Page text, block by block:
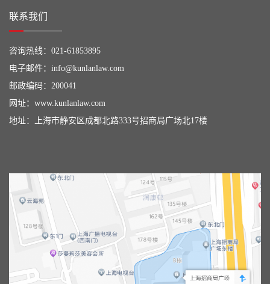
联系我们
咨询热线： 021-61853895
电子邮件： info@kunlanlaw.com
邮政编码：200041
网址： www.kunlanlaw.com
地址：上海市静安区成都北路333号招商局广场北17楼